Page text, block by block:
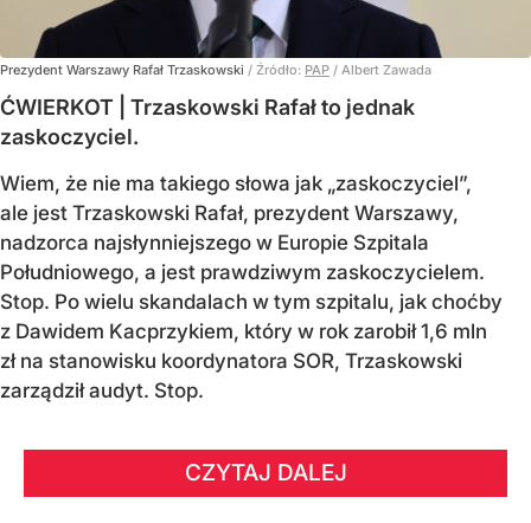
Prezydent Warszawy Rafał Trzaskowski / Źródło: PAP / Albert Zawada
ĆWIERKOT | Trzaskowski Rafał to jednak
zaskoczyciel.
Wiem, że nie ma takiego słowa jak „zaskoczyciel”,
ale jest Trzaskowski Rafał, prezydent Warszawy,
nadzorca najsłynniejszego w Europie Szpitala
Południowego, a jest prawdziwym zaskoczycielem.
Stop. Po wielu skandalach w tym szpitalu, jak choćby
z Dawidem Kacprzykiem, który w rok zarobił 1,6 mln
zł na stanowisku koordynatora SOR, Trzaskowski
zarządził audyt. Stop.
CZYTAJ DALEJ